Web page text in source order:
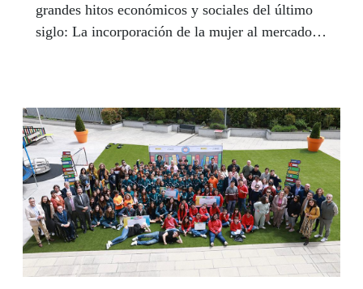
grandes hitos económicos y sociales del último
siglo: La incorporación de la mujer al mercado